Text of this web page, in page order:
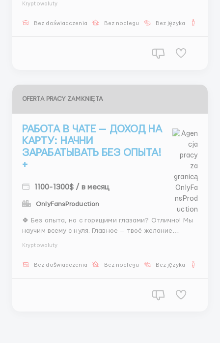
кто живёт в вечернем или ночном ритме. 🌃 Твои
Kryptowaluty
Bez doświadczenia Bez noclegu Bez języka
OFERTA PRACY ZAMKNIĘTA
РАБОТА В ЧАТЕ — ДОХОД НА
КАРТУ: НАЧНИ
ЗАРАБАТЫВАТЬ БЕЗ ОПЫТА!
+
1100-1300$ / в месяц
OnlyFansProduction
🍀 Без опыта, но с горящими глазами? Отлично! Мы
научим всему с нуля. Главное — твоё желание
задачи на старте и всегда: 💬 Активно вести чаты:
Kryptowaluty
Bez doświadczenia Bez noclegu Bez języka